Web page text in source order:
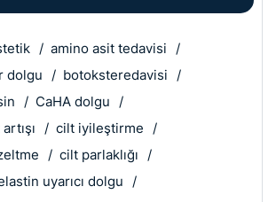
amino asit tedavisi
dolgu
botoksteredavisi
CaHA dolgu
cilt iyileştirme
cilt parlaklığı
uyarıcı dolgu